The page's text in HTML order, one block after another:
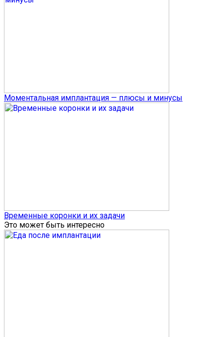
Моментальная имплантация — плюсы и минусы
Временные коронки и их задачи
Это может быть интересно